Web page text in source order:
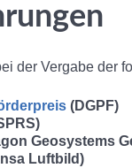
der Vergabe der
(DGPF)
Geosystems
Luftbild)